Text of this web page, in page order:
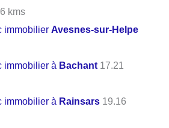
kms
immobilierAvesnes-sur-Helpe
immobilier à Bachant 17.21
immobilier à Rainsars 19.16